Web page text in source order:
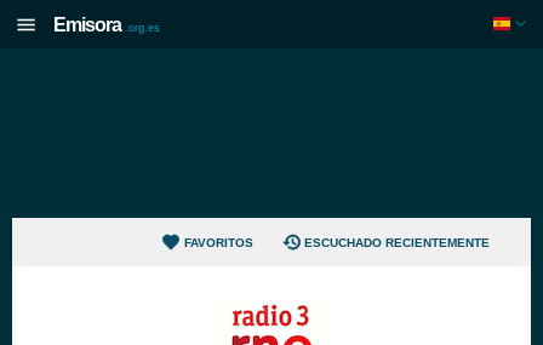
Emisora .org.es
FAVORITOS ESCUCHADO RECIENTEMENTE